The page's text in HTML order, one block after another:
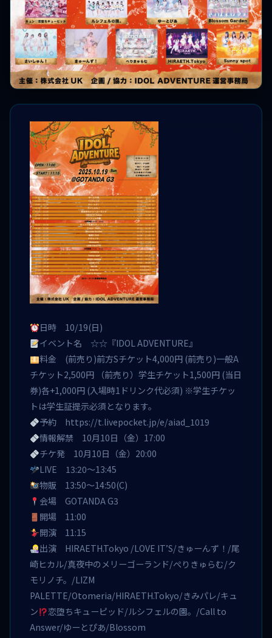
日時 10/19(日)
イベント名 ☆☆『IDOL ADVENTURE』
料金 (前売り)前方Sチケット4,000円 (前売り)一般A
チケット2,500円 （前売り）学生チケット1,500円 (当日
券)各+1,000円 (入場時1ドリンク代必須) ※学生チケッ
トは学生証提示必須となります。
予約 https://t.livepocket.jp/e/aiad_1019
情報解禁 10月10日（金）17:00
チケ発 10月10日（金）20:00
LIVE 13:20〜13:45
物販 13:50〜14:50(C)
会場 GOTANDA G3
開場 11:00
開演 11:15
出演 HIRAETH.Tokyo /LOVE IT’S/きゅーんず！/尾
崎ヒカル/真夜中のメリーゴーランド/ぺりきゅらむ/ク
モリノチ。/LIZM
PALETTE/Otomeria/HIRAETH.Tokyo/きみパレ/キュ
ン
恋堕ちキューピッド/ルシフェルの園。/Call to
Answer/ゆーとぴあ/Blossom